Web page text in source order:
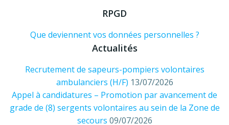
RPGD
Que deviennent vos données personnelles ?
Actualités
Recrutement de sapeurs-pompiers volontaires
ambulanciers (H/F) 13/07/2026
Appel à candidatures – Promotion par avancement de
grade de (8) sergents volontaires au sein de la Zone de
secours 09/07/2026